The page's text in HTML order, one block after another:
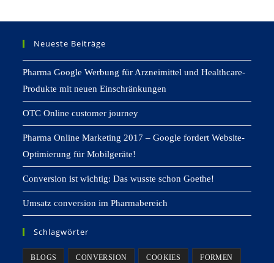
Neueste Beiträge
Pharma Google Werbung für Arzneimittel und Healthcare-
Produkte mit neuen Einschränkungen
OTC Online customer journey
Pharma Online Marketing 2017 – Google fordert Website-
Optimierung für Mobilgeräte!
Conversion ist wichtig: Das wusste schon Goethe!
Umsatz conversion im Pharmabereich
Schlagwörter
BLOGS CONVERSION COOKIES FORMEN